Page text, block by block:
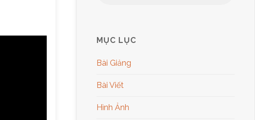
MỤC LỤC
Bài Giảng
Bài Viết
Hình Ảnh